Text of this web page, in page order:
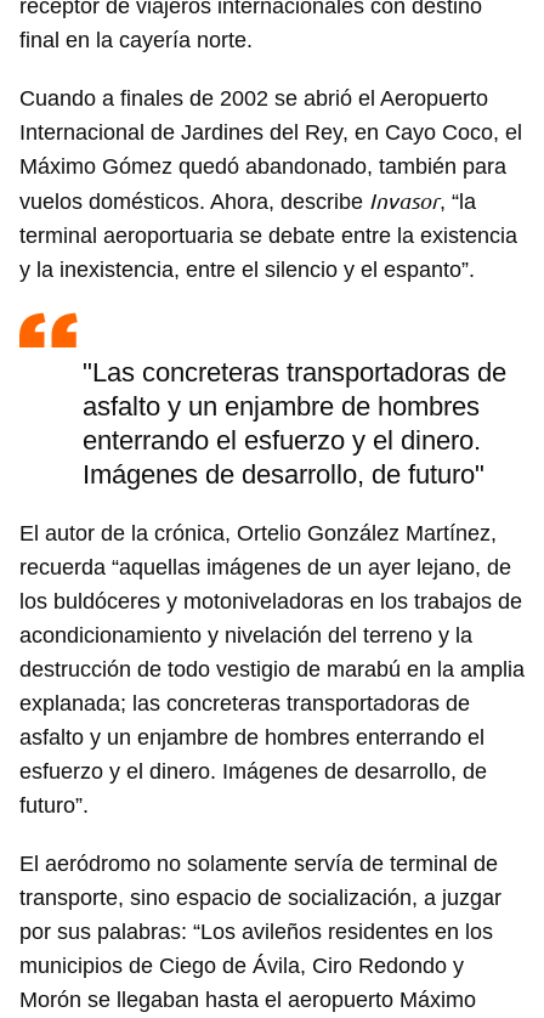
receptor de viajeros internacionales con destino
final en la cayería norte.
Cuando a finales de 2002 se abrió el Aeropuerto
Internacional de Jardines del Rey, en Cayo Coco, el
Máximo Gómez quedó abandonado, también para
vuelos domésticos. Ahora, describe Invasor, “la
terminal aeroportuaria se debate entre la existencia
y la inexistencia, entre el silencio y el espanto”.
"Las concreteras transportadoras de
asfalto y un enjambre de hombres
enterrando el esfuerzo y el dinero.
Imágenes de desarrollo, de futuro"
El autor de la crónica, Ortelio González Martínez,
recuerda “aquellas imágenes de un ayer lejano, de
los buldóceres y motoniveladoras en los trabajos de
acondicionamiento y nivelación del terreno y la
destrucción de todo vestigio de marabú en la amplia
explanada; las concreteras transportadoras de
asfalto y un enjambre de hombres enterrando el
esfuerzo y el dinero. Imágenes de desarrollo, de
futuro”.
El aeródromo no solamente servía de terminal de
transporte, sino espacio de socialización, a juzgar
por sus palabras: “Los avileños residentes en los
municipios de Ciego de Ávila, Ciro Redondo y
Morón se llegaban hasta el aeropuerto Máximo